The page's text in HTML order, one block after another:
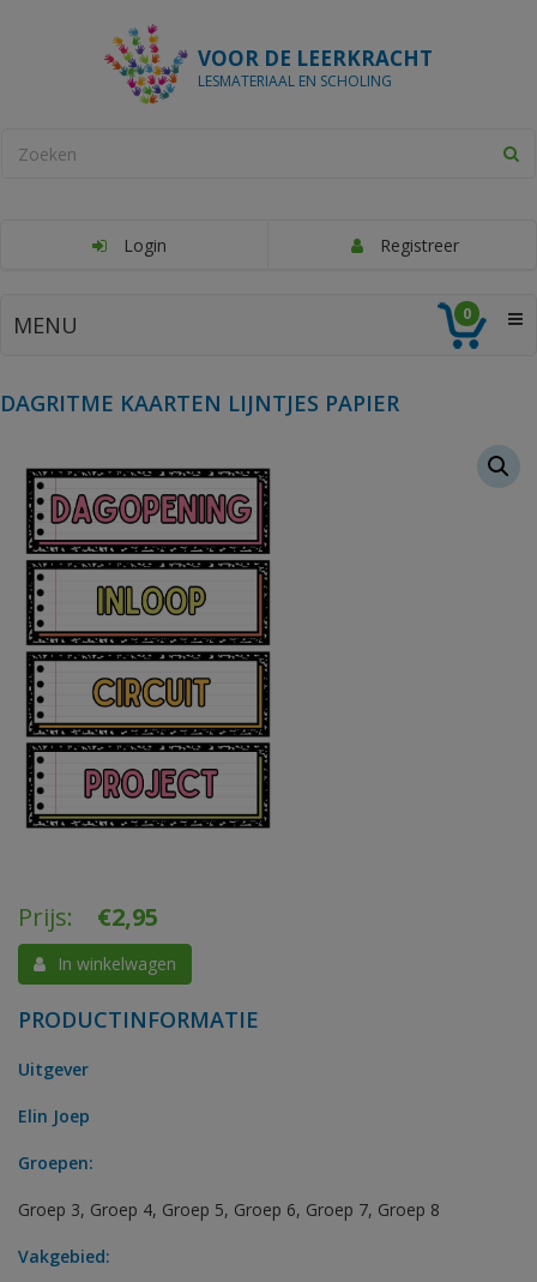
VOOR DE LEERKRACHT
LESMATERIAAL EN SCHOLING
Login Registreer
MENU 0
DAGRITME KAARTEN LIJNTJES PAPIER
Prijs: €2,95
In winkelwagen
PRODUCTINFORMATIE
Uitgever
Elin Joep
Groepen:
Groep 3, Groep 4, Groep 5, Groep 6, Groep 7, Groep 8
Vakgebied: